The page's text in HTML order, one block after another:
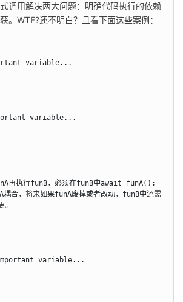
调用解决两大问题：明确代码执行的依赖
。WTF?还不明白？且看下面这些案例：
再执行funB，必须在funB中await funA();
合，将来如果funA废掉或者改动，funB中还需